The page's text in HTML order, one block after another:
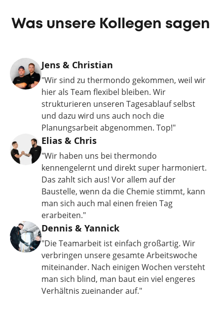
Was unsere Kollegen sagen
Jens & Christian
"Wir sind zu thermondo gekommen, weil wir
hier als Team flexibel bleiben. Wir
strukturieren unseren Tagesablauf selbst
und dazu wird uns auch noch die
Planungsarbeit abgenommen. Top!"
Elias & Chris
"Wir haben uns bei thermondo
kennengelernt und direkt super harmoniert.
Das zahlt sich aus! Vor allem auf der
Baustelle, wenn da die Chemie stimmt, kann
man sich auch mal einen freien Tag
erarbeiten."
Dennis & Yannick
"Die Teamarbeit ist einfach großartig. Wir
verbringen unsere gesamte Arbeitswoche
miteinander. Nach einigen Wochen versteht
man sich blind, man baut ein viel engeres
Verhältnis zueinander auf."